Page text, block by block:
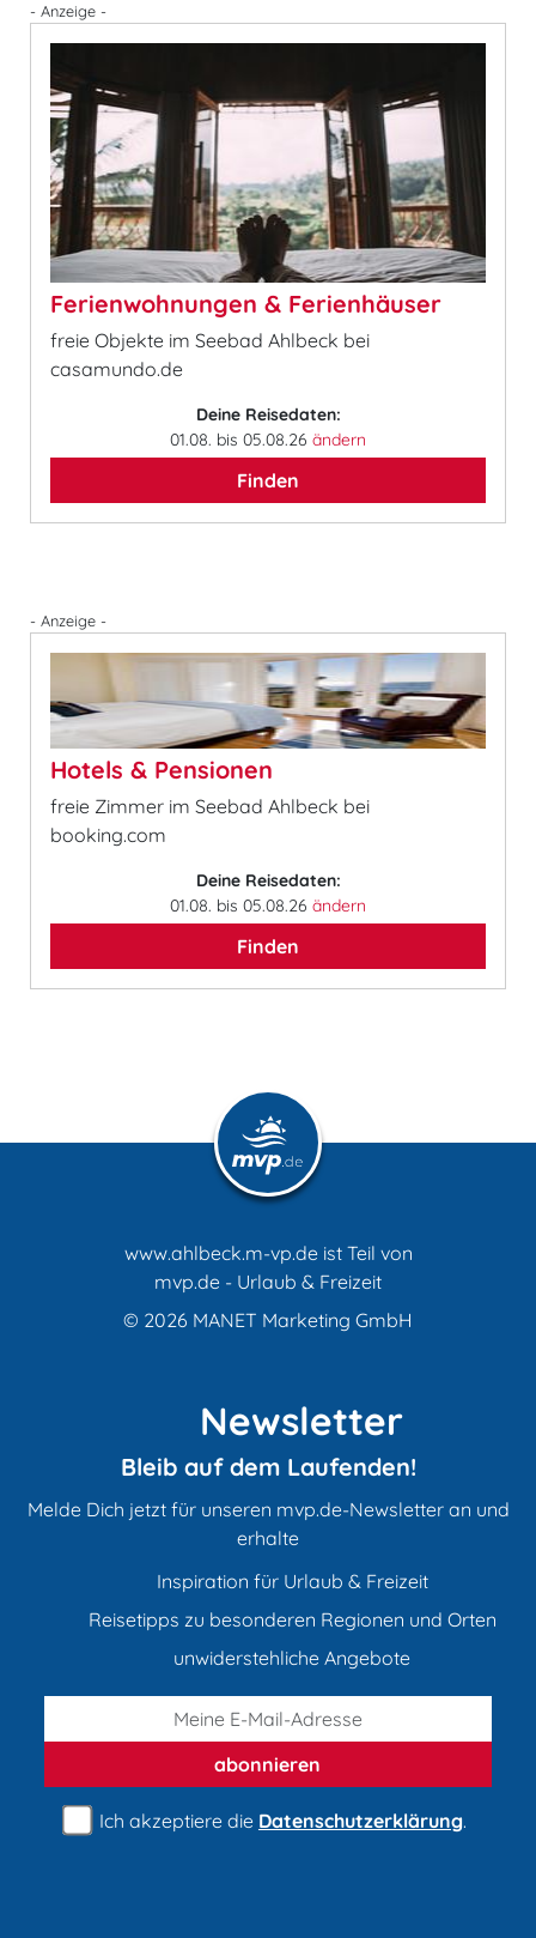
- Anzeige -
Ferienwohnungen & Ferienhäuser
freie Objekte im Seebad Ahlbeck bei
casamundo.de
Deine Reisedaten:
01.08. bis 05.08.26 ändern
Finden
- Anzeige -
Hotels & Pensionen
freie Zimmer im Seebad Ahlbeck bei
booking.com
Deine Reisedaten:
01.08. bis 05.08.26 ändern
Finden
www.ahlbeck.m-vp.de ist Teil von
mvp.de - Urlaub & Freizeit
© 2026 MANET Marketing GmbH
Newsletter
Bleib auf dem Laufenden!
Melde Dich jetzt für unseren mvp.de-Newsletter an und
erhalte
Inspiration für Urlaub & Freizeit
Reisetipps zu besonderen Regionen und Orten
unwiderstehliche Angebote
abonnieren
Ich akzeptiere die Datenschutzerklärung.